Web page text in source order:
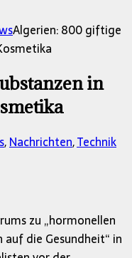
Algerien: 800 giftige
in
,Nachrichten,Technik
zu „hormonellen
die Gesundheit“ in